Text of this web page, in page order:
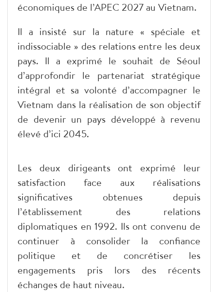
économiques de l’APEC 2027 au Vietnam.
Il a insisté sur la nature « spéciale et
indissociable » des relations entre les deux
pays. Il a exprimé le souhait de Séoul
d’approfondir le partenariat stratégique
intégral et sa volonté d’accompagner le
Vietnam dans la réalisation de son objectif
de devenir un pays développé à revenu
élevé d’ici 2045.
Les deux dirigeants ont exprimé leur
satisfaction face aux réalisations
significatives obtenues depuis
l’établissement des relations
diplomatiques en 1992. Ils ont convenu de
continuer à consolider la confiance
politique et de concrétiser les
engagements pris lors des récents
échanges de haut niveau.